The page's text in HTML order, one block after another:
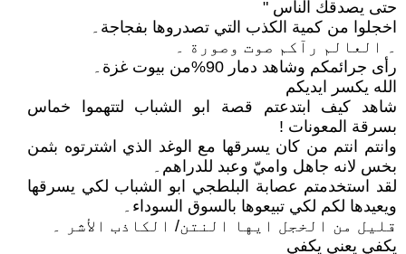
حتى يصدقك الناس "
اخجلوا من كمية الكذب التي تصدروها بفجاجة۔
۔ العالم رآكم صوت وصورة ۔
رأى جرائمكم وشاهد دمار 90%من بيوت غزة۔
الله يكسر ايديكم
شاهد كيف ابتدعتم قصة ابو الشباب لتتهموا خماس
بسرقة المعونات !
وانتم انتم من كان يسرقها مع الوغد الذي اشترتوه بثمن
بخس لانه جاهل واميّ وعبد للدراهم۔
لقد استخدمتم عصابة البلطجي ابو الشباب لكي يسرقها
ويعيدها لكم لكي تبيعوها بالسوق السوداء۔
قليل من الخجل ايها النتن/ الكاذب الأشر ۔
يكفي يعني يكفي